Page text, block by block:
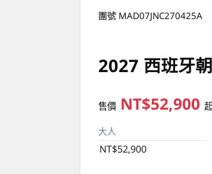
團號 MAD07JNC270425A
2027 西班牙
售價 NT$52,900
大人
NT$52,900